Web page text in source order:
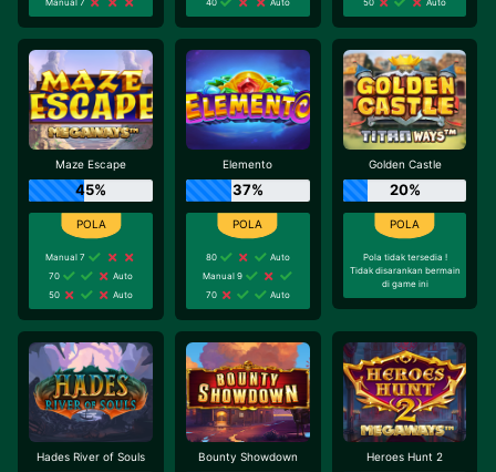
Maze Escape
45%
Manual 7
70
Auto
50
Auto
Elemento
37%
80
Auto
Manual 9
70
Auto
Golden Castle
20%
Pola tidak tersedia !
Tidak disarankan bermain
di game ini
Hades River of Souls Bounty Showdown Heroes Hunt 2